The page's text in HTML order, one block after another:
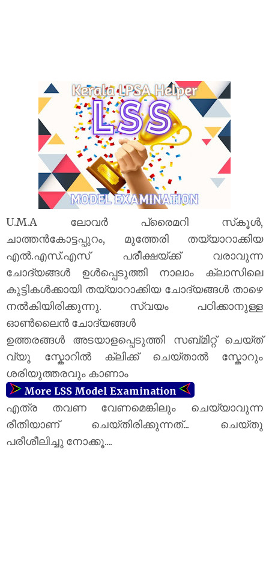
U.M.A ലോവർ പ്രൈമറി സ്‌കൂൾ,
ചാത്തൻകോട്ടപ്പുറം, മുത്തേരി തയ്യാറാക്കിയ
എൽ.എസ്.എസ് പരീക്ഷയ്‌ക്ക് വരാവുന്ന
ചോദ്യങ്ങൾ ഉൾപ്പെടുത്തി നാലാം ക്ലാസിലെ
കുട്ടികൾക്കായി തയ്യാറാക്കിയ ചോദ്യങ്ങൾ താഴെ
നൽകിയിരിക്കുന്നു. സ്വയം പഠിക്കാനുള്ള
ഓൺലൈൻ ചോദ്യങ്ങൾ
ഉത്തരങ്ങൾ അടയാളപ്പെടുത്തി സബ്മിറ്റ് ചെയ്ത്
വ്യൂ സ്കോറിൽ ക്ലിക്ക് ചെയ്താൽ സ്കോറും
ശരിയുത്തരവും കാണാം
More LSS Model Examination
എത്ര തവണ വേണമെങ്കിലും ചെയ്യാവുന്ന
രീതിയാണ് ചെയ്തിരിക്കുന്നത്... ചെയ്തു
പരീശീലിച്ചു നോക്കൂ....